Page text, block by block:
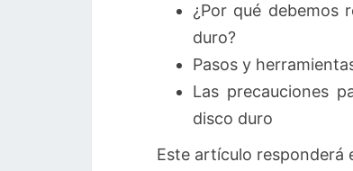
¿Por qué debemos
duro?
Pasos y
Las precauciones
disco duro
Este artículo responderá